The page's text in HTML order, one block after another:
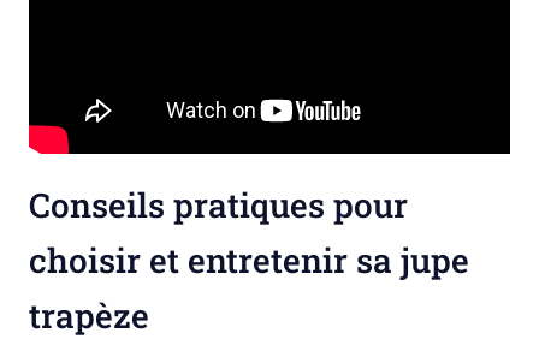
Conseils pratiques pour
choisir et entretenir sa jupe
trapèze